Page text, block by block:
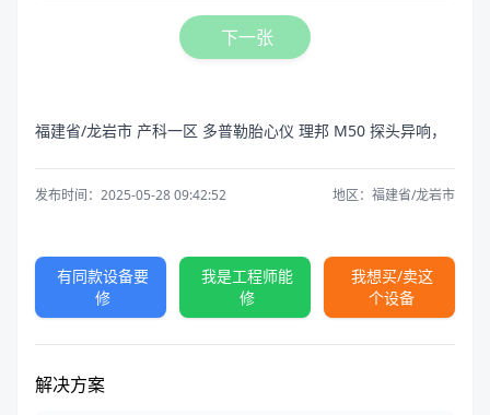
下一张
福建省/龙岩市 产科一区 多普勒胎心仪 理邦 M50 探头异响，
发布时间：2025-05-28 09:42:52 地区：福建省/龙岩市
有同款设备要
修
我是工程师能
修
我想买/卖这
个设备
解决方案